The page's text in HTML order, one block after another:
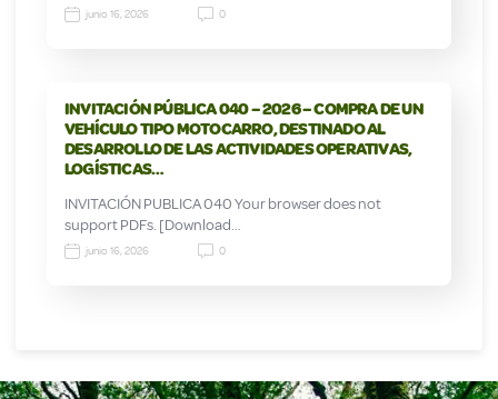
junio 16, 2026 0
INVITACIÓN PÚBLICA 040 – 2026 – COMPRA DE UN
VEHÍCULO TIPO MOTOCARRO, DESTINADO AL
DESARROLLO DE LAS ACTIVIDADES OPERATIVAS,
LOGÍSTICAS…
INVITACIÓN PUBLICA 040 Your browser does not
support PDFs. [Download…
junio 16, 2026 0